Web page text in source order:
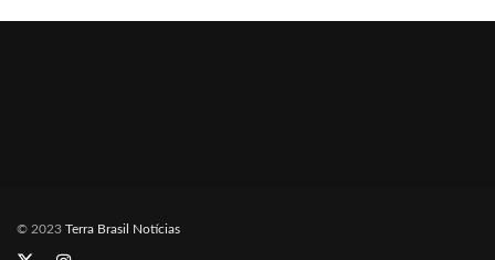
© 2023 Terra Brasil Notícias